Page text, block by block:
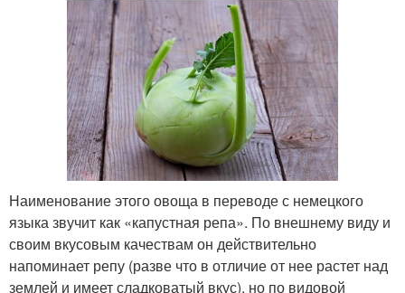
Наименование этого овоща в переводе с немецкого
языка звучит как «капустная репа». По внешнему виду и
своим вкусовым качествам он действительно
напоминает репу (разве что в отличие от нее растет над
землей и имеет сладковатый вкус), но по видовой